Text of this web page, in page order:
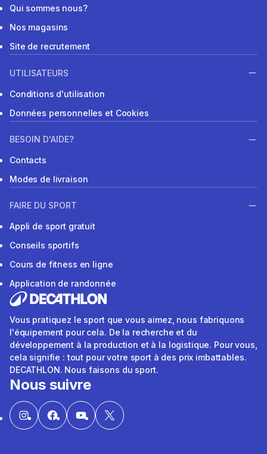
Qui sommes nous?
Nos magasins
Site de recrutement
UTILISATEURS
Conditions d'utilisation
Données personnelles et Cookies
BESOIN D'AIDE?
Contacts
Modes de livraison
FAIRE DU SPORT
Appli de sport gratuit
Conseils sportifs
Cours de fitness en ligne
Application de randonnée
Vous pratiquez le sport que vous aimez, nous fabriquons
l'équipement pour cela. De la recherche et du
développement à la production et à la logistique. Pour vous,
cela signifie : tout pour votre sport à des prix imbattables.
DECATHLON. Nous faisons du sport.
Nous suivre